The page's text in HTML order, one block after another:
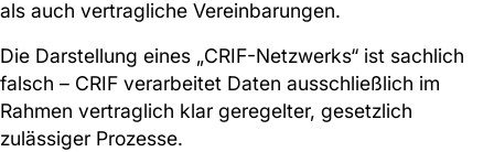
als auch vertragliche Vereinbarungen.
Die Darstellung eines „CRIF-Netzwerks“ ist sachlich
falsch – CRIF verarbeitet Daten ausschließlich im
Rahmen vertraglich klar geregelter, gesetzlich
zulässiger Prozesse.